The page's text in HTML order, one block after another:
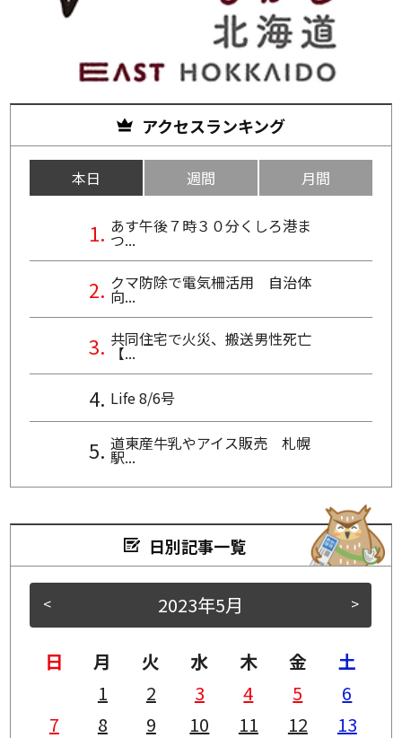
アクセスランキング
本日 週間 月間
あす午後７時３０分くしろ港ま
つ...
クマ防除で電気柵活用 自治体
向...
共同住宅で火災、搬送男性死亡
【...
Life 8/6号
道東産牛乳やアイス販売 札幌
駅...
日別記事一覧
< >
2023年5月
日 月 火 水 木 金
土
1
2 3 4 5
6
7
8 9 10 11 12
13